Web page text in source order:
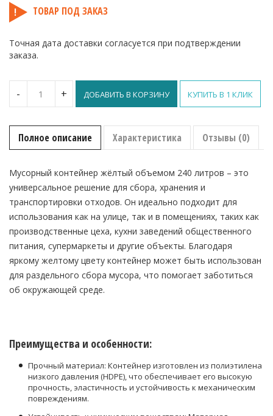
ТОВАР ПОД ЗАКАЗ
Точная дата доставки согласуется при подтверждении
заказа.
-
Мусорный
контейнер
+ ДОБАВИТЬ В КОРЗИНУ КУПИТЬ В 1 КЛИК
Полное описание Характеристика Отзывы (0)
Мусорный контейнер жёлтый объемом 240 литров – это
универсальное решение для сбора, хранения и
транспортировки отходов. Он идеально подходит для
использования как на улице, так и в помещениях, таких как
производственные цеха, кухни заведений общественного
питания, супермаркеты и другие объекты. Благодаря
яркому желтому цвету контейнер может быть использован
для раздельного сбора мусора, что помогает заботиться
об окружающей среде.
Преимущества и особенности:
Прочный материал: Контейнер изготовлен из полиэтилена
низкого давления (HDPE), что обеспечивает его высокую
прочность, эластичность и устойчивость к механическим
повреждениям.